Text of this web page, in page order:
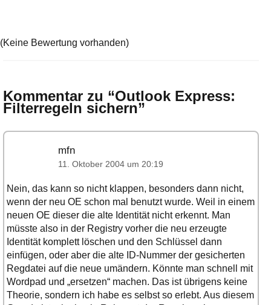
(Keine Bewertung vorhanden)
Kommentar zu “Outlook Express:
Filterregeln sichern”
mfn
11. Oktober 2004 um 20:19
Nein, das kann so nicht klappen, besonders dann nicht,
wenn der neu OE schon mal benutzt wurde. Weil in einem
neuen OE dieser die alte Identität nicht erkennt. Man
müsste also in der Registry vorher die neu erzeugte
Identität komplett löschen und den Schlüssel dann
einfügen, oder aber die alte ID-Nummer der gesicherten
Regdatei auf die neue umändern. Könnte man schnell mit
Wordpad und „ersetzen“ machen. Das ist übrigens keine
Theorie, sondern ich habe es selbst so erlebt. Aus diesem